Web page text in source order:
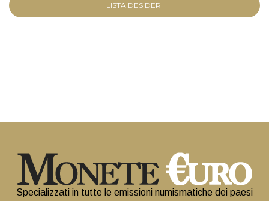
LISTA DESIDERI
Specializzati in tutte le emissioni numismatiche dei paesi